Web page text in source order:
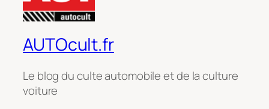
AUTOcult.fr
Le blog du culte automobile et de la culture
voiture